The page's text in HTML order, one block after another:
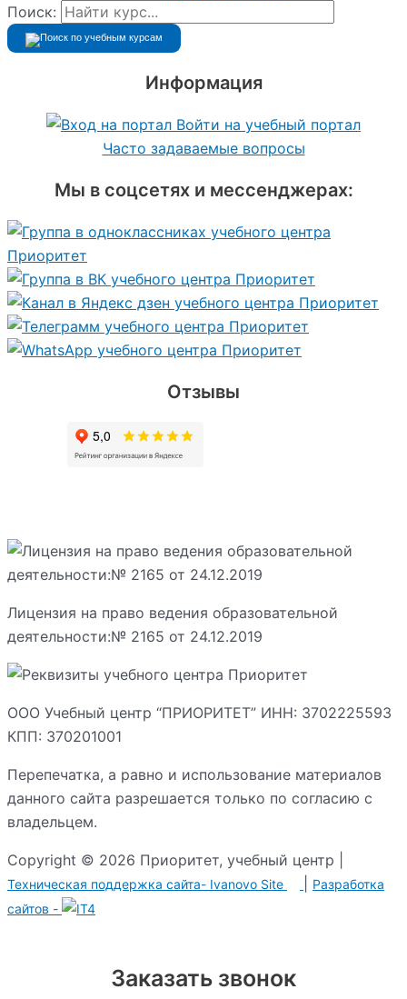
Поиск:
Информация
Войти на учебный портал
Часто задаваемые вопросы
Мы в соцсетях и мессенджерах:
Отзывы
Лицензия на право ведения образовательной
деятельности:№ 2165 от 24.12.2019
ООО Учебный центр “ПРИОРИТЕТ” ИНН: 3702225593
КПП: 370201001
Перепечатка, а равно и использование материалов
данного сайта разрешается только по согласию с
владельцем.
Copyright © 2026 Приоритет, учебный центр |
Техническая поддержка сайта- Ivanovo Site
Разработка
сайтов -
Заказать звонок